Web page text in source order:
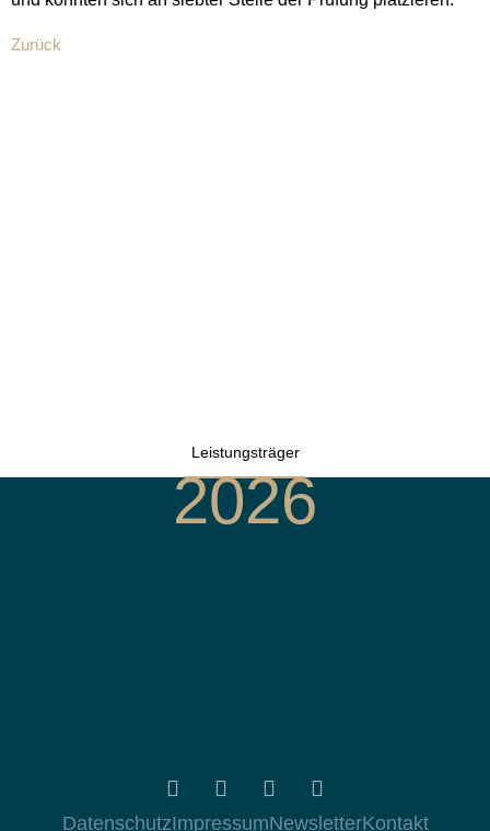
Zurück
Leistungsträger
2026
DatenschutzImpressumNewsletterKontakt